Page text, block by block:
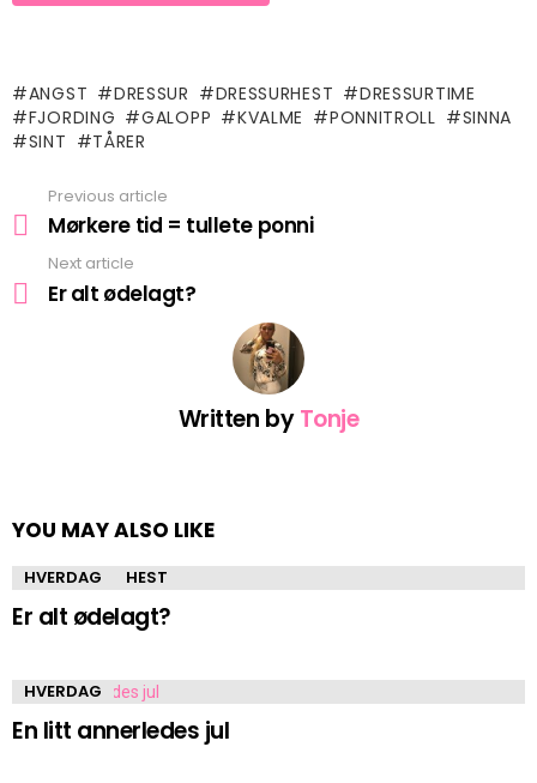
ANGST DRESSUR DRESSURHEST
DRESSURTIME
FJORDING
GALOPP KVALME PONNITROLL
SINNA
SINT
TÅRER
more
Previous article
Mørkere tid = tullete ponni
Next article
Er alt ødelagt?
Written byTonje
YOU MAY ALSO LIKE
HVERDAG HEST
Er alt ødelagt?
HVERDAG
En litt annerledes jul